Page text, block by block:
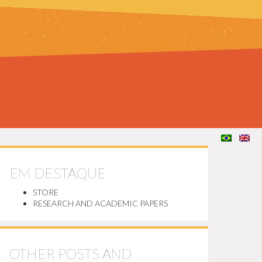
EM DESTAQUE
STORE
RESEARCH AND ACADEMIC PAPERS
OTHER POSTS AND